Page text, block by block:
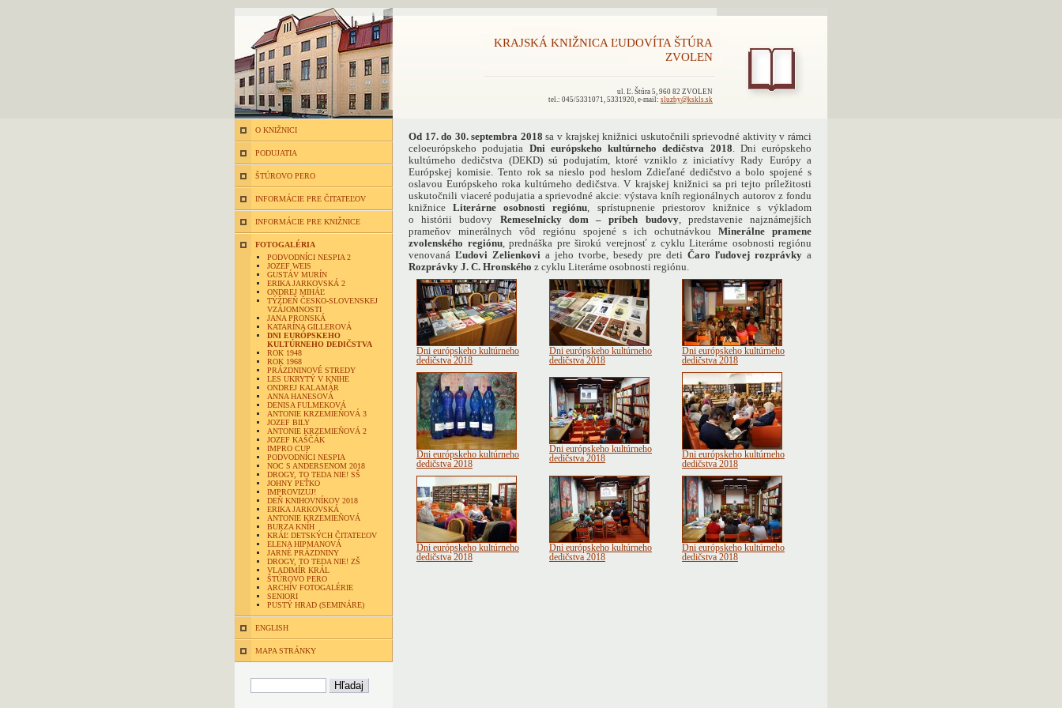
KRAJSKÁ KNIŽNICA ĽUDOVÍTA ŠTÚRA
ZVOLEN
ul. Ľ. Štúra 5, 960 82 ZVOLEN
tel.: 045/5331071, 5331920, e-mail: sluzby@kskls.sk
O KNIŽNICI
PODUJATIA
ŠTÚROVO PERO
INFORMÁCIE PRE ČITATEĽOV
INFORMÁCIE PRE KNIŽNICE
FOTOGALÉRIA
PODVODNÍCI NESPIA 2
JOZEF WEIS
GUSTÁV MURÍN
ERIKA JARKOVSKÁ 2
ONDREJ MIHÁĽ
TÝŽDEŇ ČESKO-SLOVENSKEJ
VZÁJOMNOSTI
JANA PRONSKÁ
KATARÍNA GILLEROVÁ
DNI EURÓPSKEHO
KULTÚRNEHO DEDIČSTVA
ROK 1948
ROK 1968
PRÁZDNINOVÉ STREDY
LES UKRYTÝ V KNIHE
ONDREJ KALAMÁR
ANNA HANESOVÁ
DENISA FULMEKOVÁ
ANTONIE KRZEMIEŇOVÁ 3
JOZEF BILY
ANTONIE KRZEMIEŇOVÁ 2
JOZEF KAŠČÁK
IMPRO CUP
PODVODNÍCI NESPIA
NOC S ANDERSENOM 2018
DROGY, TO TEDA NIE! SŠ
JOHNY PEŤKO
IMPROVIZUJ!
DEŇ KNIHOVNÍKOV 2018
ERIKA JARKOVSKÁ
ANTONIE KRZEMIEŇOVÁ
BURZA KNÍH
KRÁĽ DETSKÝCH ČITATEĽOV
ELENA HIPMANOVÁ
JARNÉ PRÁZDNINY
DROGY, TO TEDA NIE! ZŠ
VLADIMÍR KRÁL
ŠTÚROVO PERO
ARCHÍV FOTOGALÉRIE
SENIORI
PUSTÝ HRAD (SEMINÁRE)
ENGLISH
MAPA STRÁNKY
Od 17. do 30. septembra 2018 sa v krajskej knižnici uskutočnili sprievodné aktivity v rámci
celoeurópskeho podujatia Dni európskeho kultúrneho dedičstva 2018. Dni európskeho
kultúrneho dedičstva (DEKD) sú podujatím, ktoré vzniklo z iniciatívy Rady Európy a
Európskej komisie. Tento rok sa nieslo pod heslom Zdieľané dedičstvo a bolo spojené s
oslavou Európskeho roka kultúrneho dedičstva. V krajskej knižnici sa pri tejto príležitosti
uskutočnili viaceré podujatia a sprievodné akcie: výstava kníh regionálnych autorov z fondu
knižniceLiterárne osobnosti regiónu, sprístupnenie priestorov knižnice s výkladom
o histórii budovy Remeselnícky dom – príbeh budovy, predstavenie najznámejších
prameňov minerálnych vôd regiónu spojené s ich ochutnávkouMinerálne pramene
zvolenského regiónu, prednáška pre širokú verejnosť z cyklu Literárne osobnosti regiónu
venovaná Ľudovi Zelienkovi a jeho tvorbe, besedy pre deti Čaro ľudovej rozprávky a
Rozprávky J. C. Hronského z cyklu Literárne osobnosti regiónu.
Dni európskeho kultúrneho
dedičstva 2018
Dni európskeho kultúrneho
dedičstva 2018
Dni európskeho kultúrneho
dedičstva 2018
Dni európskeho kultúrneho
dedičstva 2018
Dni európskeho kultúrneho
dedičstva 2018
Dni európskeho kultúrneho
dedičstva 2018
Dni európskeho kultúrneho
dedičstva 2018
Dni európskeho kultúrneho
dedičstva 2018
Dni európskeho kultúrneho
dedičstva 2018